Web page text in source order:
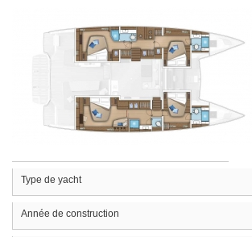
Type de yacht
Année de construction